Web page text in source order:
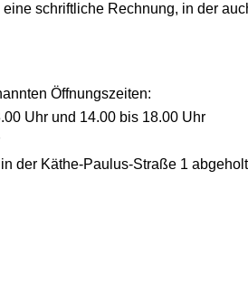
schriftliche Rechnung, in der
Öffnungszeiten:
Uhr und 14.00 bis 18.00 Uhr
der Käthe-Paulus-Straße 1